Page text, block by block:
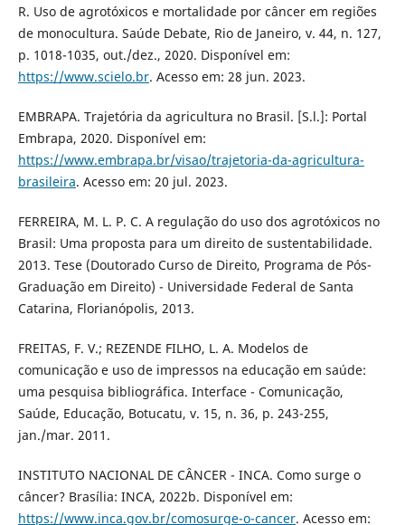
R. Uso de agrotóxicos e mortalidade por câncer em regiões
de monocultura. Saúde Debate, Rio de Janeiro, v. 44, n. 127,
p. 1018-1035, out./dez., 2020. Disponível em:
https://www.scielo.br. Acesso em: 28 jun. 2023.
EMBRAPA. Trajetória da agricultura no Brasil. [S.l.]: Portal
Embrapa, 2020. Disponível em:
https://www.embrapa.br/visao/trajetoria-da-agricultura-
brasileira. Acesso em: 20 jul. 2023.
FERREIRA, M. L. P. C. A regulação do uso dos agrotóxicos no
Brasil: Uma proposta para um direito de sustentabilidade.
2013. Tese (Doutorado Curso de Direito, Programa de Pós-
Graduação em Direito) - Universidade Federal de Santa
Catarina, Florianópolis, 2013.
FREITAS, F. V.; REZENDE FILHO, L. A. Modelos de
comunicação e uso de impressos na educação em saúde:
uma pesquisa bibliográfica. Interface - Comunicação,
Saúde, Educação, Botucatu, v. 15, n. 36, p. 243-255,
jan./mar. 2011.
INSTITUTO NACIONAL DE CÂNCER - INCA. Como surge o
câncer? Brasília: INCA, 2022b. Disponível em:
https://www.inca.gov.br/comosurge-o-cancer. Acesso em: